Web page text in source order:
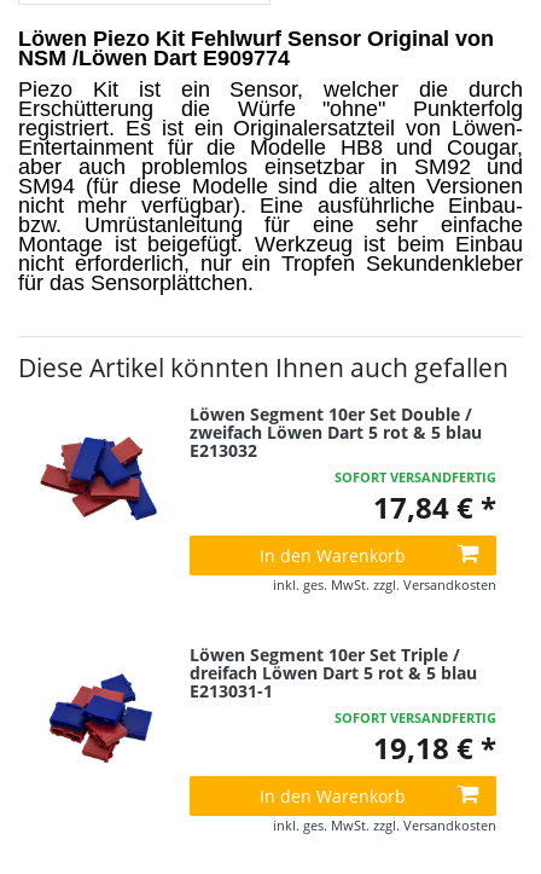
Löwen Piezo Kit Fehlwurf Sensor Original von
NSM /Löwen Dart E909774
Piezo Kit ist ein Sensor, welcher die durch
Erschütterung die Würfe "ohne" Punkterfolg
registriert. Es ist ein Originalersatzteil von Löwen-
Entertainment für die Modelle HB8 und Cougar,
aber auch problemlos einsetzbar in SM92 und
SM94 (für diese Modelle sind die alten Versionen
nicht mehr verfügbar). Eine ausführliche Einbau-
bzw. Umrüstanleitung für eine sehr einfache
Montage ist beigefügt. Werkzeug ist beim Einbau
nicht erforderlich, nur ein Tropfen Sekundenkleber
für das Sensorplättchen.
Diese Artikel könnten Ihnen auch gefallen
Löwen Segment 10er Set Double /
zweifach Löwen Dart 5 rot & 5 blau
E213032
SOFORT VERSANDFERTIG
17,84 € *
In den Warenkorb
inkl. ges. MwSt. zzgl. Versandkosten
Löwen Segment 10er Set Triple /
dreifach Löwen Dart 5 rot & 5 blau
E213031-1
SOFORT VERSANDFERTIG
19,18 € *
In den Warenkorb
inkl. ges. MwSt. zzgl. Versandkosten